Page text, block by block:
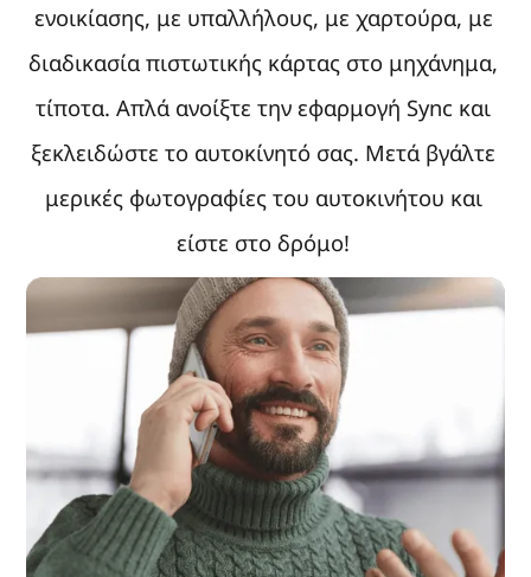
ενοικίασης, με υπαλλήλους, με χαρτούρα, με
διαδικασία πιστωτικής κάρτας στο μηχάνημα,
τίποτα. Απλά ανοίξτε την εφαρμογή Sync και
ξεκλειδώστε το αυτοκίνητό σας. Μετά βγάλτε
μερικές φωτογραφίες του αυτοκινήτου και
είστε στο δρόμο!